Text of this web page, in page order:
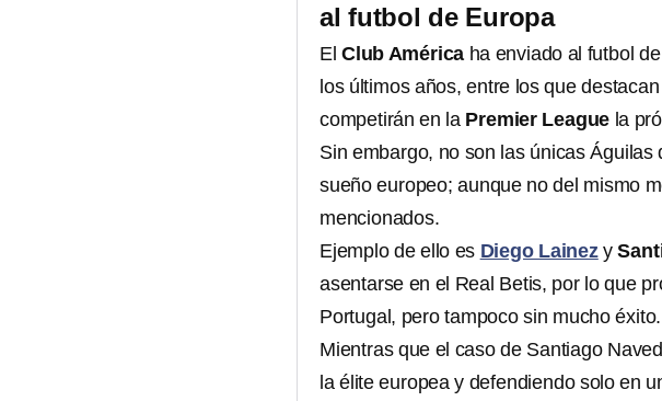
al futbol de Europa
El Club América ha enviado al futbol
los últimos años, entre los que destacan
competirán en la Premier League la
Sin embargo, no son las únicas Águilas
sueño europeo; aunque no del mismo
mencionados.
Ejemplo de ello es Diego Lainezy
asentarse en el Real Betis, por lo que
Portugal, pero tampoco sin mucho éxito.
Mientras que el caso de Santiago
la élite europea y defendiendo solo en